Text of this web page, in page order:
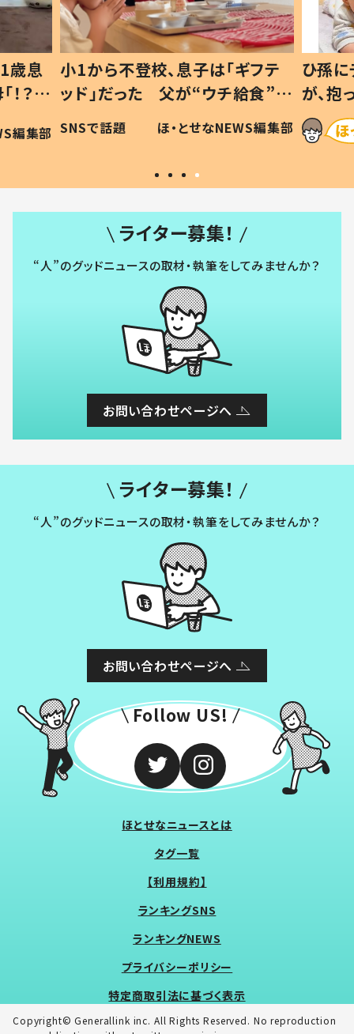
小1から不登校、息子は「ギフテ
ッド」だった 父が“ウチ給食”を
作り続ける理由とは #令和の親
#令和の子
SNSで話題 ほ・とせなNEWS編集部
ひ孫にデレデ
が、抱っこす
「涙が出まし
い」
ライター募集！
“人”のグッドニュースの取材・執筆をしてみませんか？
お問い合わせページへ
ライター募集！
“人”のグッドニュースの取材・執筆をしてみませんか？
お問い合わせページへ
Follow US!
ほとせなニュースとは
タグ一覧
【利用規約】
ランキングSNS
ランキングNEWS
プライバシーポリシー
特定商取引法に基づく表示
Copyright© Generallink inc. All Rights Reserved. No reproduction